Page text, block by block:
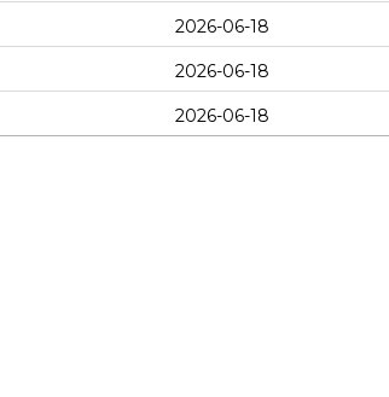
2026-06-18
2026-06-18
2026-06-18